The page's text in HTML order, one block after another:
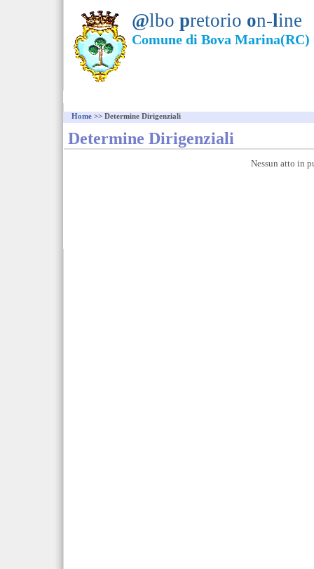
@lbo pretorio on-line
Comune di Bova Marina(RC)
Home >> Determine Dirigenziali
Determine Dirigenziali
Nessun atto in